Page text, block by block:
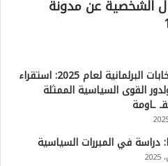
الشخصية عن مدونة
خارطة الانتخابات البرلمانية لعام 2025: استقراء
القوى السياسية الممثلة
ـاومة
دراسة في المبررات السياسية